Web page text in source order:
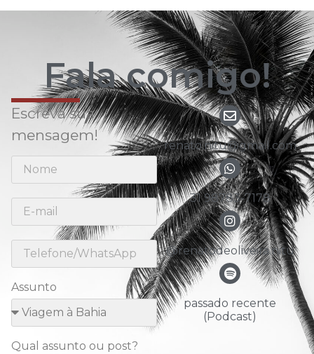
Fala comigo!
Escreva sua
mensagem!
Assunto
Qual assunto ou post?
renato.nitu@gmail.com
31 98783-7178
@renatodeoliveira.nitu
passado recente
(Podcast)